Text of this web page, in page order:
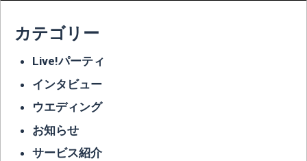
カテゴリー
Live!パーティ
インタビュー
ウエディング
お知らせ
サービス紹介